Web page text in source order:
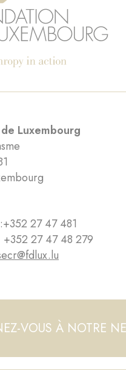
Luxembourg
+352 27 47 481
+352 27 47 48 279
VOUS À NOTRE